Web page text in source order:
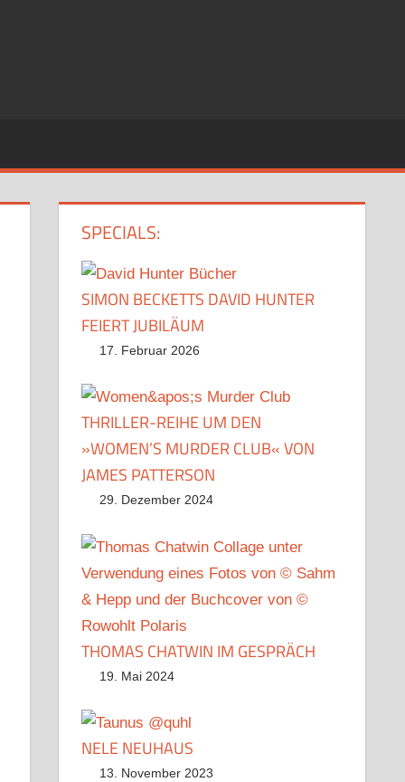
SPECIALS:
SIMON BECKETTS DAVID HUNTER
FEIERT JUBILÄUM
17. Februar 2026
THRILLER-REIHE UM DEN
»WOMEN’S MURDER CLUB« VON
JAMES PATTERSON
29. Dezember 2024
THOMAS CHATWIN IM GESPRÄCH
19. Mai 2024
NELE NEUHAUS
13. November 2023